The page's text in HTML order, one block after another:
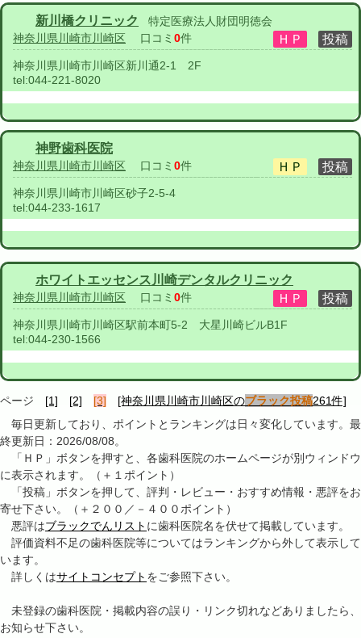
新川橋クリニック
特定医療法人財団明徳会
神奈川県川崎市川崎区 口コミ 0件
神奈川県川崎市川崎区新川通2-1 2F
tel:044-221-8020
神野歯科医院
神奈川県川崎市川崎区 口コミ 0件
神奈川県川崎市川崎区砂子2-5-4
tel:044-233-1617
ホワイトエッセンス川崎デンタルクリニック
神奈川県川崎市川崎区 口コミ 0件
神奈川県川崎市川崎区駅前本町5-2 大星川崎ビルB1F
tel:044-230-1566
ページ [1] [2] [3] [神奈川県川崎市川崎区のブラック投稿261件]
毎日更新しており、ポイントとランキングは日々変化しています。最
終更新日：2026/08/08。
「ＨＰ」ボタンを押すと、各歯科医院のホームページが別ウィンドウ
に表示されます。（＋１ポイント）
「投稿」ボタンを押して、評判・レビュー・おすすめ情報・悪評をお
寄せ下さい。（＋２００／－４００ポイント）
悪評はブラックでんリスト に歯科医院名を伏せて掲載しています。
評価資料不足の歯科医院等についてはランキングから外して表示して
います。
詳しくはサイトコンセプト をご参照下さい。
未登録の歯科医院・掲載内容の誤り・リンク切れなどありましたら、
お知らせ下さい。